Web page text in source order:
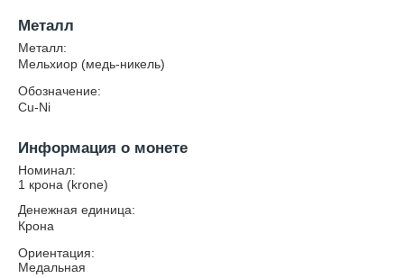
Металл
Металл:
Мельхиор (медь-никель)
Обозначение:
Cu-Ni
Информация о монете
Номинал:
1 крона (krone)
Денежная единица:
Крона
Ориентация:
Медальная